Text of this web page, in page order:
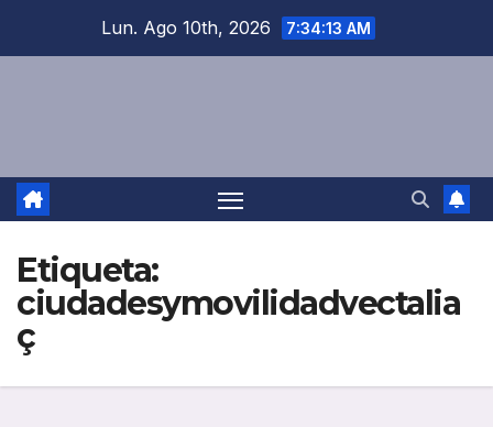
Lun. Ago 10th, 2026 7:34:13 AM
Etiqueta:
ciudadesymovilidadvectalia
ç